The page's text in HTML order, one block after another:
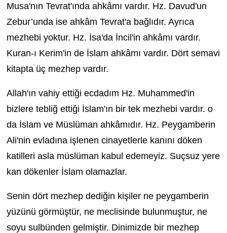
Musa'nın Tevrat'ında ahkâmı vardır. Hz. Davud'un
Zebur’unda ise ahkâm Tevrat'a bağlıdır. Ayrıca
mezhebi yoktur. Hz. İsa'da İncil'in ahkâmı vardır.
Kuran-ı Kerim'in de İslam ahkâmı vardır. Dört semavi
kitapta üç mezhep vardır.
Allah'ın vahiy ettiği ecdadım Hz. Muhammed'in
bizlere tebliğ ettiği İslam'ın bir tek mezhebi vardır. o
da İslam ve Müslüman ahkâmıdır. Hz. Peygamberin
Ali'nin evladına işlenen cinayetlerle kanını döken
katilleri asla müslüman kabul edemeyiz. Suçsuz yere
kan dökenler İslam olamazlar.
Senin dört mezhep dediğin kişiler ne peygamberin
yüzünü görmüştür, ne meclisinde bulunmuştur, ne
soyu sulbünden gelmiştir. Dinimizde bir mezhep